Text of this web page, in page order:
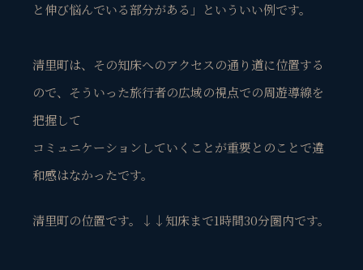
と伸び悩んでいる部分がある」といういい例です。
清里町は、その知床へのアクセスの通り道に位置する
ので、そういった旅行者の広域の視点での周遊導線を
把握して
コミュニケーションしていくことが重要とのことで違
和感はなかったです。
清里町の位置です。↓↓知床まで1時間30分圏内です。